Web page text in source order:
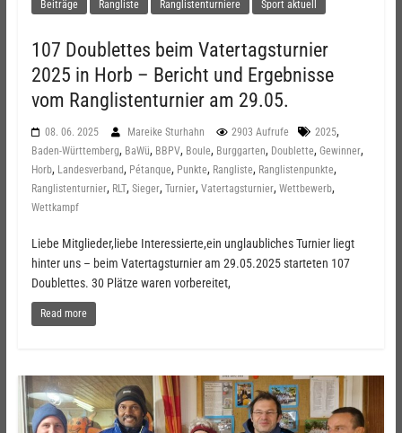
Beiträge Rangliste Ranglistenturniere Sport aktuell
107 Doublettes beim Vatertagsturnier
2025 in Horb – Bericht und Ergebnisse
vom Ranglistenturnier am 29.05.
08. 06. 2025 Mareike Sturhahn 2903 Aufrufe 2025,
Baden-Württemberg, BaWü, BBPV, Boule, Burggarten, Doublette, Gewinner,
Horb, Landesverband, Pétanque, Punkte, Rangliste, Ranglistenpunkte,
Ranglistenturnier, RLT, Sieger, Turnier, Vatertagsturnier, Wettbewerb,
Wettkampf
Liebe Mitglieder,liebe Interessierte,ein unglaubliches Turnier liegt
hinter uns – beim Vatertagsturnier am 29.05.2025 starteten 107
Doublettes. 30 Plätze waren vorbereitet,
Read more